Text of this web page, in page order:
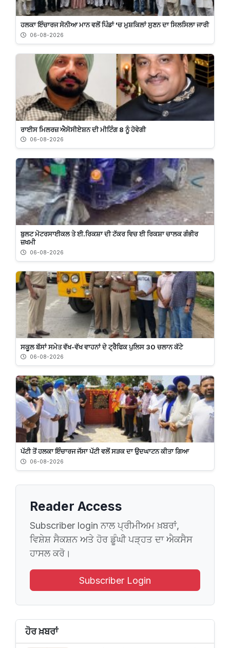
ਹਲਕਾ ਇੰਚਾਰਜ ਸੋਨੀਆ ਮਾਨ ਵਲੋਂ ਪਿੰਡਾਂ 'ਚ ਮੁਸ਼ਕਿਲਾਂ ਸੁਣਨ ਦਾ ਸਿਲਸਿਲਾ ਜਾਰੀ
06-08-2026
ਰਾਈਸ ਮਿਲਰਜ਼ ਐਸੋਸੀਏਸ਼ਨ ਦੀ ਮੀਟਿੰਗ 8 ਨੂੰ ਹੋਵੇਗੀ
06-08-2026
ਬੁਲਟ ਮੋਟਰਸਾਈਕਲ ਤੇ ਈ.ਰਿਕਸ਼ਾ ਦੀ ਟੱਕਰ ਵਿਚ ਈ ਰਿਕਸ਼ਾ ਚਾਲਕ ਗੰਭੀਰ
ਜ਼ਖਮੀ
06-08-2026
ਸਕੂਲ ਬੱਸਾਂ ਸਮੇਤ ਵੱਖ-ਵੱਖ ਵਾਹਨਾਂ ਦੇ ਟ੍ਰੈਫਿਕ ਪੁਲਿਸ 30 ਚਲਾਨ ਕੱਟੇ
06-08-2026
ਪੱਟੀ ਤੋਂ ਹਲਕਾ ਇੰਚਾਰਜ ਜੱਸਾ ਪੱਟੀ ਵਲੋਂ ਸੜਕ ਦਾ ਉਦਘਾਟਨ ਕੀਤਾ ਗਿਆ
06-08-2026
Reader Access
Subscriber login ਨਾਲ ਪ੍ਰੀਮੀਅਮ ਖ਼ਬਰਾਂ,
ਵਿਸ਼ੇਸ਼ ਸੈਕਸ਼ਨ ਅਤੇ ਹੋਰ ਡੂੰਘੀ ਪੜ੍ਹਤ ਦਾ ਐਕਸੈਸ
ਹਾਸਲ ਕਰੋ।
Subscriber Login
ਹੋਰ ਖ਼ਬਰਾਂ